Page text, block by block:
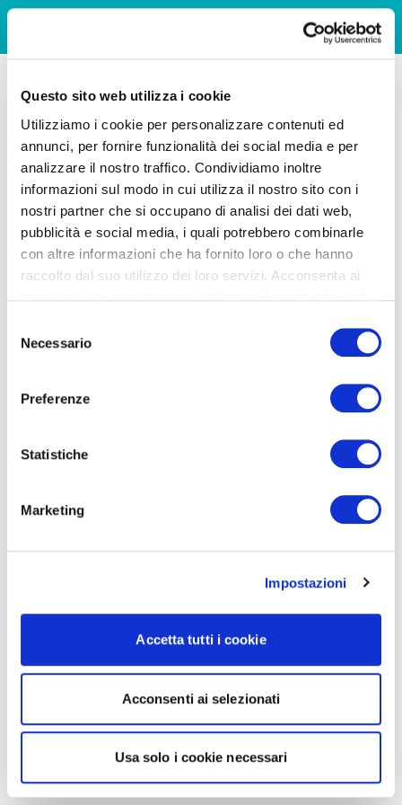
Questo sito web utilizza i cookie
Utilizziamo i cookie per personalizzare contenuti ed
annunci, per fornire funzionalità dei social media e per
analizzare il nostro traffico. Condividiamo inoltre
informazioni sul modo in cui utilizza il nostro sito con i
nostri partner che si occupano di analisi dei dati web,
pubblicità e social media, i quali potrebbero combinarle
con altre informazioni che ha fornito loro o che hanno
raccolto dal suo utilizzo dei loro servizi. Acconsenta ai
delNecessario
Preferenze
Statistiche
Marketing
Impostazioni
Accetta tutti i cookie
Acconsenti ai selezionati
Usa solo i cookie necessari